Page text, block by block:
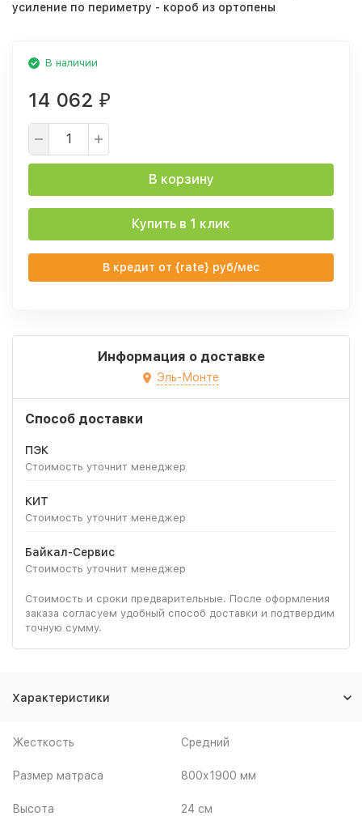
усиление по периметру - короб из ортопены
В наличии
14 062 ₽
В корзину
Купить в 1 клик
В кредит от {rate} руб/мес
Информация о доставке
Эль-Монте
Способ доставки
ПЭК
Стоимость уточнит менеджер
КИТ
Стоимость уточнит менеджер
Байкал-Сервис
Стоимость уточнит менеджер
Стоимость и сроки предварительные. После оформления
заказа согласуем удобный способ доставки и подтвердим
точную сумму.
Характеристики
Жесткость Средний
Размер матраса 800х1900 мм
Высота 24 см